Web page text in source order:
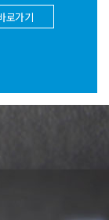
로가기